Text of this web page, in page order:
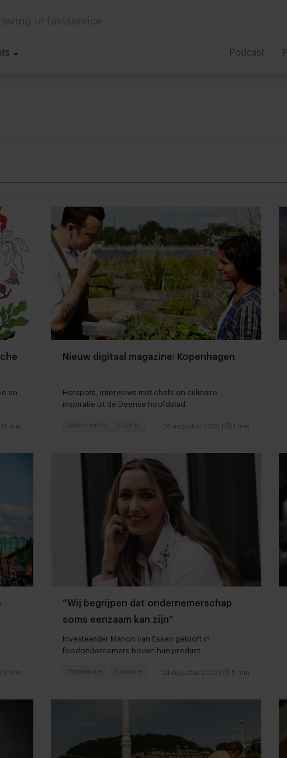
in foodservice
Podcast
en
18 min
Nieuw digitaal magazine: Kopenhagen
Hotspots, interviews met chefs en culinaire
inspiratie uit de Deense hoofdstad
26 augustus 2022 1 min
Gastronomie Citytrip
3 min
“Wij begrijpen dat ondernemerschap
soms eenzaam kan zijn”
Investeerder Manon van Essen gelooft in
foodondernemers boven hun product
24 augustus 2022 5 min
Foodservice Innovatie